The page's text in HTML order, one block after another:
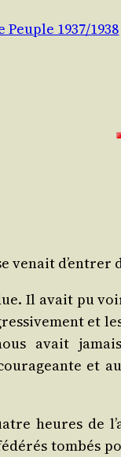
1937/1938
venait d’entrer
Il avait pu
et
avait
et
heures de
tom­bés